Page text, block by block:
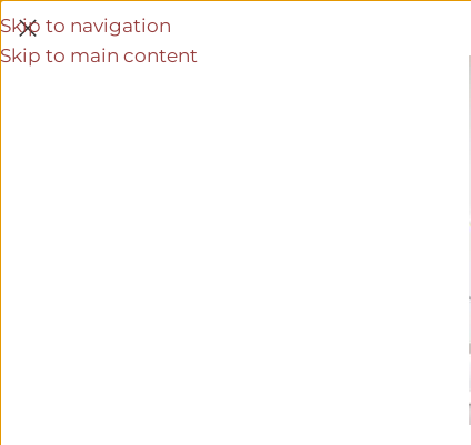
Skip to navigation
Skip to main content